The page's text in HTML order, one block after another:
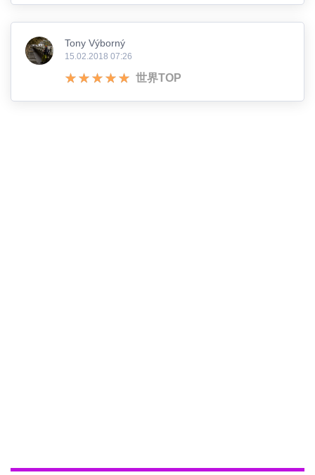
Tony Výborný
15.02.2018 07:26
世界TOP